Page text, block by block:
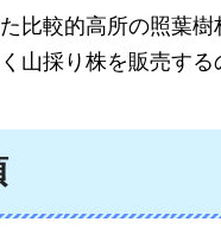
比較的高所の照葉
山採り株を販売す